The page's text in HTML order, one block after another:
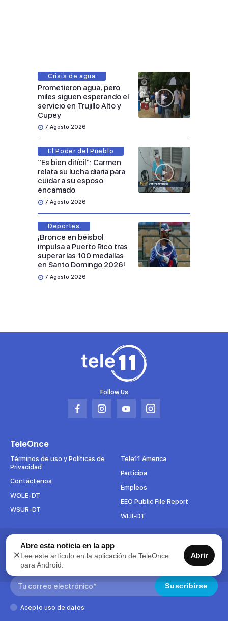
Crisis de agua
Prometieron agua, pero
miles siguen esperando el
servicio en Trujillo Alto y
Cupey
7 Agosto 2026
El Poder del Pueblo
“Es bien difícil”: Carmen
relata su lucha diaria para
cuidar a su esposo
encamado
7 Agosto 2026
Deportes
¡Bronce en béisbol
impulsa a Puerto Rico tras
superar las 100 medallas
en Santo Domingo 2026!
7 Agosto 2026
Follow Us
Abrir
pestaña
Abrir
pestaña
Abrir
pestaña
Abrir
pestaña
TeleOnce
Términos de uso y Políticas de
Privacidad
Contáctenos
WOLE-DT
WSUR-DT
Tele11 America
Participa
Empleos
EEO Public File Report
WLII-DT
Suscríbete al boletín
Para mantenerse al tanto de todo lo que pasa en TeleOnce,
suscríbase ahora a nuestros boletines.
Search: Suscribirse
Acepto uso de datos
×
Abre esta noticia en la app
Lee este artículo en la aplicación de TeleOnce
para Android.
Abrir